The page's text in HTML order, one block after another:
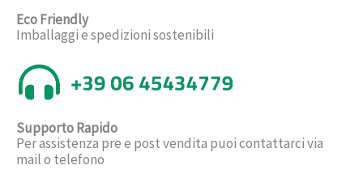
Eco Friendly
Imballaggi e spedizioni sostenibili
Supporto Rapido
Per assistenza pre e post vendita puoi contattarci via
mail o telefono